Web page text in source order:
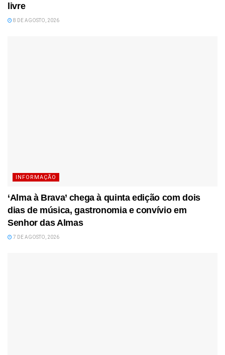
livre
8 DE AGOSTO, 2026
INFORMAÇÃO
‘Alma à Brava’ chega à quinta edição com dois
dias de música, gastronomia e convívio em
Senhor das Almas
7 DE AGOSTO, 2026